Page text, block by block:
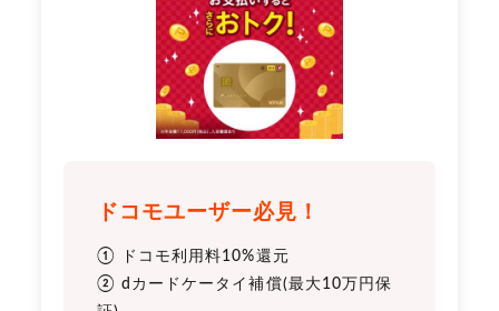
ドコモユーザー必見！
① ドコモ利用料10%還元
② dカードケータイ補償(最大10万円保